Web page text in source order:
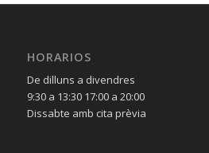
HORARIOS
De dilluns a divendres
9:30 a 13:30 17:00 a 20:00
Dissabte amb cita prèvia